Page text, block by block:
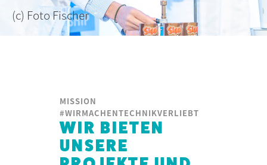
(c) Foto Fischer
MISSION
#WIRMACHENTECHNIKVERLIEBT
WIR BIETEN
UNSERE